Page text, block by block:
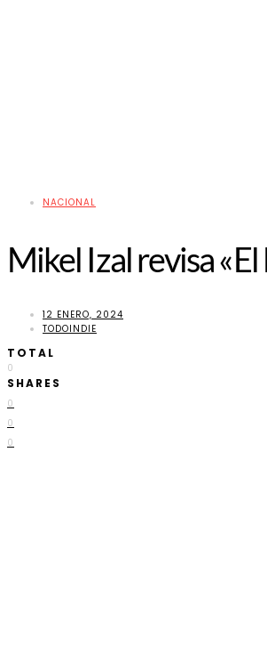
NACIONAL
Mikel Izal revisa
12 ENERO, 2024
TODOINDIE
TOTAL
0
SHARES
0
0
0